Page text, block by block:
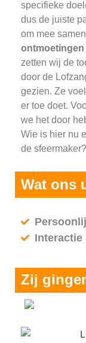
specifieke
dus de juiste
om mee
ontmoetingen
zetten wij de
door de
gezien. Ze
er toe doet.
we het door
Wie is hier nu
de
Wat ons
Interactie
Zij